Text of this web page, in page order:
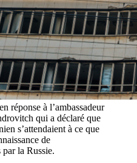
réponse à l’ambassadeur
qui a déclaré que
s’attendaient à ce que
de
par la Russie.